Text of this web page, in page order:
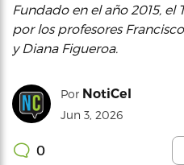
Fundado en el año 2015,
por los profesores
y Diana Figueroa.
Por NotiCel
Jun 3, 2026
0